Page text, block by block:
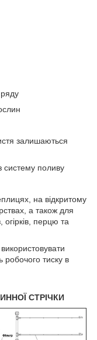
залишаються
систему поливу
на відкритому
а також для
перцю та
тиску в
СТРІЧКИ